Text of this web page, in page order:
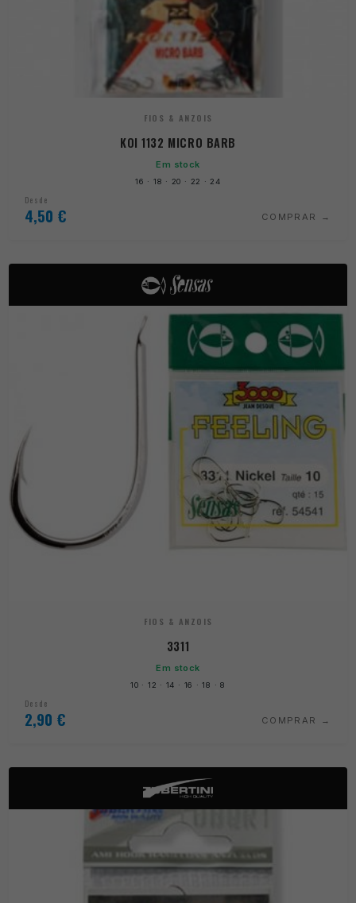
FIOS & ANZOIS
KOI 1132 MICRO BARB
Em stock
16 · 18 · 20 · 22 · 24
Desde
4,50 € COMPRAR
FIOS & ANZOIS
3311
Em stock
10 · 12 · 14 · 16 · 18 · 8
Desde
2,90 € COMPRAR